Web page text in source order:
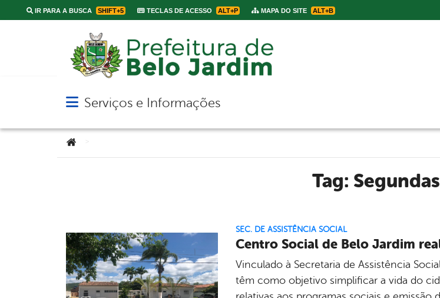
IR PARA A BUSCA SHIFT+5 TECLAS DE ACESSO ALT+P MAPA DO SITE ALT+B
Abrir menu principal de navegação
Serviços e Informações
Você está aqui:
Tag:
SEC. DE ASSISTÊNCIA SOCIAL
Centro Social de Belo Jardim
Vinculado à Secretaria de Assistência
têm como objetivo simplificar a vida do